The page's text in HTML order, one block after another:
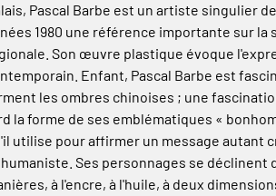
Pascal Barbe est un artiste singulier
1980 une référence importante sur la
Son œuvre plastique évoque
Enfant, Pascal Barbe est
les ombres chinoises ; une
la forme de ses emblématiques «
utilise pour affirmer un message autant
Ses personnages se déclinent
à l'encre, à l'huile, à deux